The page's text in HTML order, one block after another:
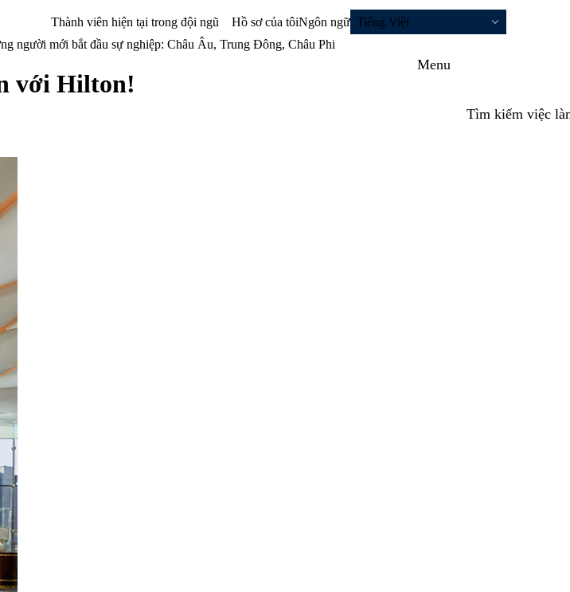
Thành viên hiện tại trong đội ngũ Hồ sơ của tôiNgôn ngữ Tiếng Việt
Menu
Tìm kiếm việc
người mới bắt đầu sự nghiệp: Châu Âu, Trung Đông, Châu Phi
với Hilton!